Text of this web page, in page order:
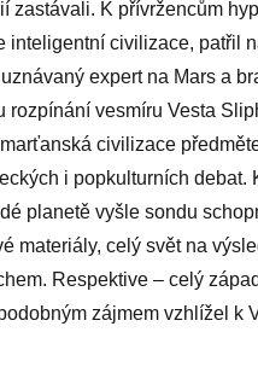
zastávali. K přívržencům
inteligentní civilizace, patřil
expert na Mars a
rozpínání vesmíru Vesta
civilizace
i popkulturních debat.
planetě vyšle sondu
materiály, celý svět na
Respektive – celý
zájmem vzhlížel k